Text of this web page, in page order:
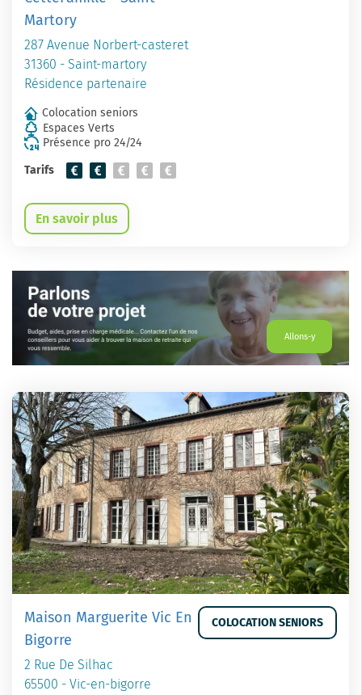
Martory
287 Avenue Norbert-casteret
31360 - Saint-martory
Résidence partenaire
Colocation seniors
Espaces Verts
Présence pro 24/24
Tarifs
En savoir plus
Allons-y
Maison Marguerite Vic En
Bigorre
2 Rue De Silhac
65500 - Vic-en-bigorre
COLOCATION SENIORS